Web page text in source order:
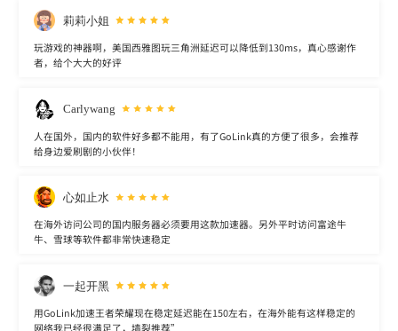
莉莉小姐
玩游戏的神器啊，美国西雅图玩三角洲延迟可以降低到130ms，真心感谢作
者，给个大大的好评
Carlywang
人在国外，国内的软件好多都不能用，有了GoLink真的方便了很多，会推荐
给身边爱刷剧的小伙伴！
心如止水
在海外访问公司的国内服务器必须要用这款加速器。另外平时访问富途牛
牛、雪球等软件都非常快速稳定
一起开黑
用GoLink加速王者荣耀现在稳定延迟能在150左右，在海外能有这样稳定的
网络我已经很满足了，墙裂推荐”